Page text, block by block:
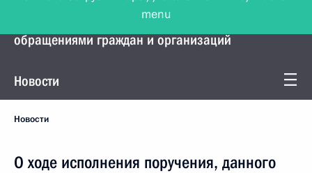
Управление Президента по работе с
обращениями граждан и организаций
Новости
Новости
О ходе исполнения поручения, данного
menu